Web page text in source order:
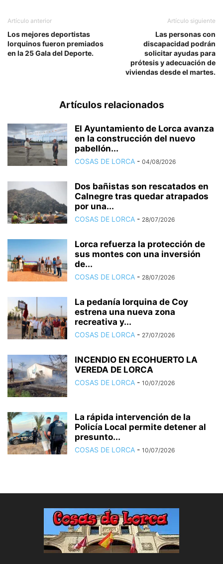
Artículo anterior
Los mejores deportistas
lorquinos fueron premiados
en la 25 Gala del Deporte.
Artículo siguiente
Las personas con
discapacidad podrán
solicitar ayudas para
prótesis y adecuación de
viviendas desde el martes.
Artículos relacionados
El Ayuntamiento de Lorca avanza
en la construcción del nuevo
pabellón...
COSAS DE LORCA - 04/08/2026
Dos bañistas son rescatados en
Calnegre tras quedar atrapados
por una...
COSAS DE LORCA - 28/07/2026
Lorca refuerza la protección de
sus montes con una inversión
de...
COSAS DE LORCA - 28/07/2026
La pedanía lorquina de Coy
estrena una nueva zona
recreativa y...
COSAS DE LORCA - 27/07/2026
INCENDIO EN ECOHUERTO LA
VEREDA DE LORCA
COSAS DE LORCA - 10/07/2026
La rápida intervención de la
Policía Local permite detener al
presunto...
COSAS DE LORCA - 10/07/2026